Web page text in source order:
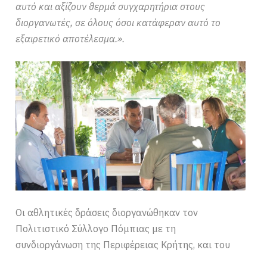
αυτό και αξίζουν θερμά συγχαρητήρια στους
διοργανωτές, σε όλους όσοι κατάφεραν αυτό το
εξαιρετικό αποτέλεσμα.».
Οι αθλητικές δράσεις διοργανώθηκαν τον
Πολιτιστικό Σύλλογο Πόμπιας με τη
συνδιοργάνωση της Περιφέρειας Κρήτης, και του